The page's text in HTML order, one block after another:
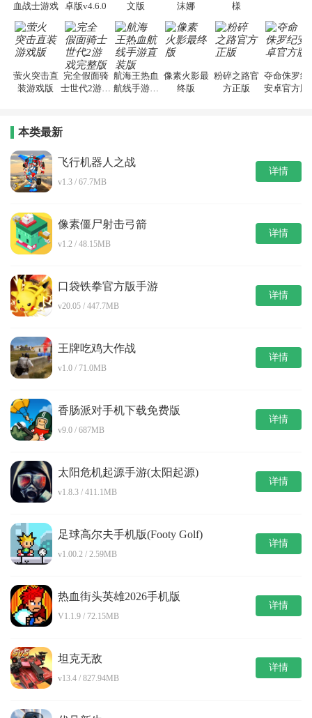
血战士游戏
卓版v4.6.0
文版
沫娜
様
萤火突击直
装游戏版
完全假面骑
士世代2游戏
航海王热血
航线手游直
像素火影最
终版
粉碎之路官
方正版
夺命侏罗纪
安卓官方版
本类最新
飞行机器人之战
v1.3 / 67.7MB
详情
像素僵尸射击弓箭
v1.2 / 48.15MB
详情
口袋铁拳官方版手游
v20.05 / 447.7MB
详情
王牌吃鸡大作战
v1.0 / 71.0MB
详情
香肠派对手机下载免费版
v9.0 / 687MB
详情
太阳危机起源手游(太阳起源)
v1.8.3 / 411.1MB
详情
足球高尔夫手机版(Footy Golf)
v1.00.2 / 2.59MB
详情
热血街头英雄2026手机版
V1.1.9 / 72.15MB
详情
坦克无敌
v13.4 / 827.94MB
详情